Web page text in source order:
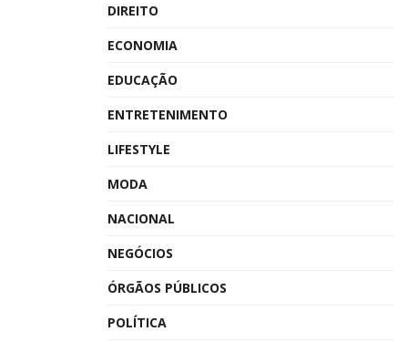
DIREITO
ECONOMIA
EDUCAÇÃO
ENTRETENIMENTO
LIFESTYLE
MODA
NACIONAL
NEGÓCIOS
ÓRGÃOS PÚBLICOS
POLÍTICA